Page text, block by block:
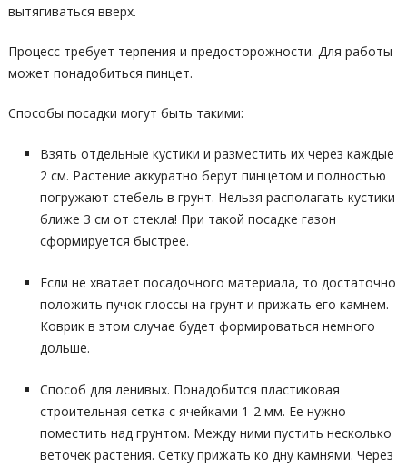
вытягиваться вверх.
Процесс требует терпения и предосторожности. Для работы
может понадобиться пинцет.
Способы посадки могут быть такими:
Взять отдельные кустики и разместить их через каждые
2 см. Растение аккуратно берут пинцетом и полностью
погружают стебель в грунт. Нельзя располагать кустики
ближе 3 см от стекла! При такой посадке газон
сформируется быстрее.
Если не хватает посадочного материала, то достаточно
положить пучок глоссы на грунт и прижать его камнем.
Коврик в этом случае будет формироваться немного
дольше.
Способ для ленивых. Понадобится пластиковая
строительная сетка с ячейками 1-2 мм. Ее нужно
поместить над грунтом. Между ними пустить несколько
веточек растения. Сетку прижать ко дну камнями. Через